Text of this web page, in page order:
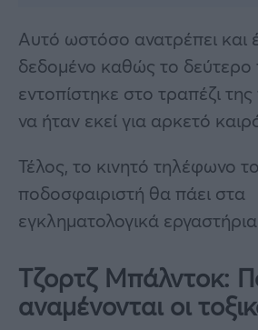
Αυτό ωστόσο ανατρέπει και
δεδομένο καθώς το δεύτερο
εντοπίστηκε στο τραπέζι της
να ήταν εκεί για αρκετό
Τέλος, το κινητό τηλέφωνο
ποδοσφαιριστή θα πάει στα
εγκληματολογικά
Τζορτζ Μπάλντοκ:
αναμένονται οι